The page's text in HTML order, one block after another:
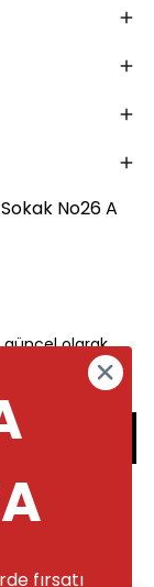
No26 A
güncel olarak
fırsatı